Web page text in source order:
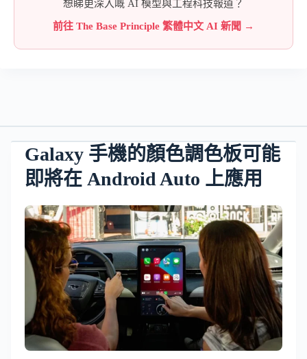
想睇更深入嘅 AI 模型與工程科技報道？
前往 The Base Principle 繁體中文 AI 新聞 →
Galaxy 手機的顏色調色板可能
即將在 Android Auto 上應用